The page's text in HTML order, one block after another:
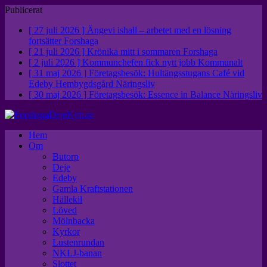
Publicerat
[ 27 juli 2026 ] Ängevi ishall – arbetet med en lösning
fortsätter Forshaga
[ 21 juli 2026 ] Krönika mitt i sommaren Forshaga
[ 2 juli 2026 ] Kommunchefen fick nytt jobb Kommunalt
[ 31 maj 2026 ] Företagsbesök: Hultängsstugans Café vid
Edeby Hembygdsgård Näringsliv
[ 30 maj 2026 ] Företagsbesök: Essence in Balance Näringsliv
Hem
Om
Butorp
Deje
Edeby
Gamla Kraftstationen
Hällekil
Löved
Mölnbacka
Kyrkor
Lustenrundan
NKLJ-banan
Slottet